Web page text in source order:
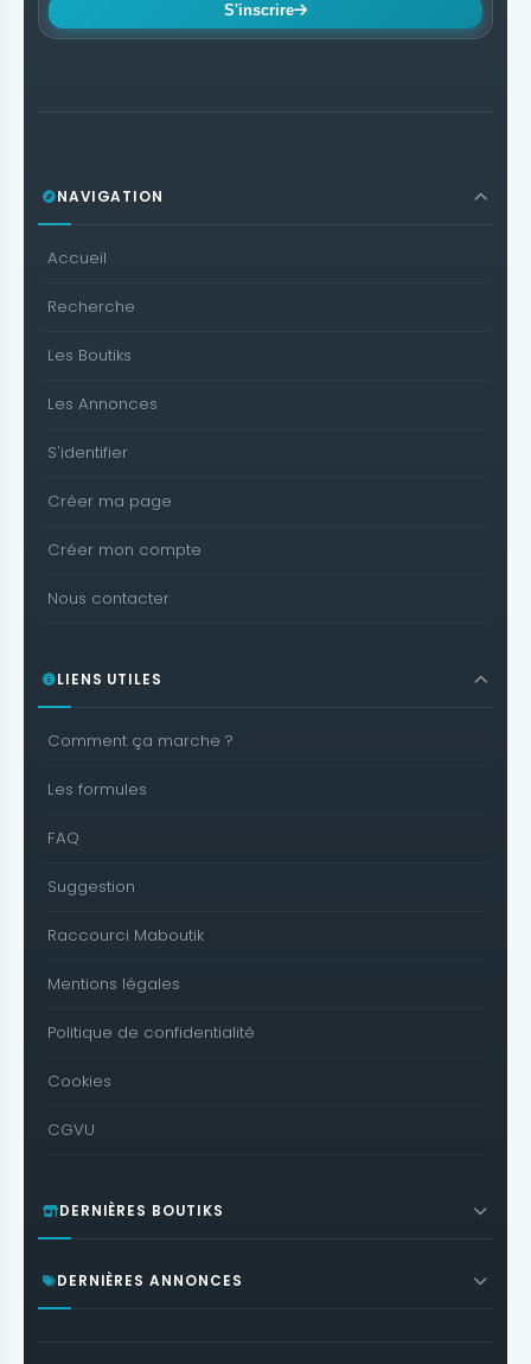
S'inscrire
NAVIGATION
Accueil
Recherche
Les Boutiks
Les Annonces
S'identifier
Créer ma page
Créer mon compte
Nous contacter
LIENS UTILES
Comment ça marche ?
Les formules
FAQ
Suggestion
Raccourci Maboutik
Mentions légales
Politique de confidentialité
Cookies
CGVU
DERNIÈRES BOUTIKS
DERNIÈRES ANNONCES